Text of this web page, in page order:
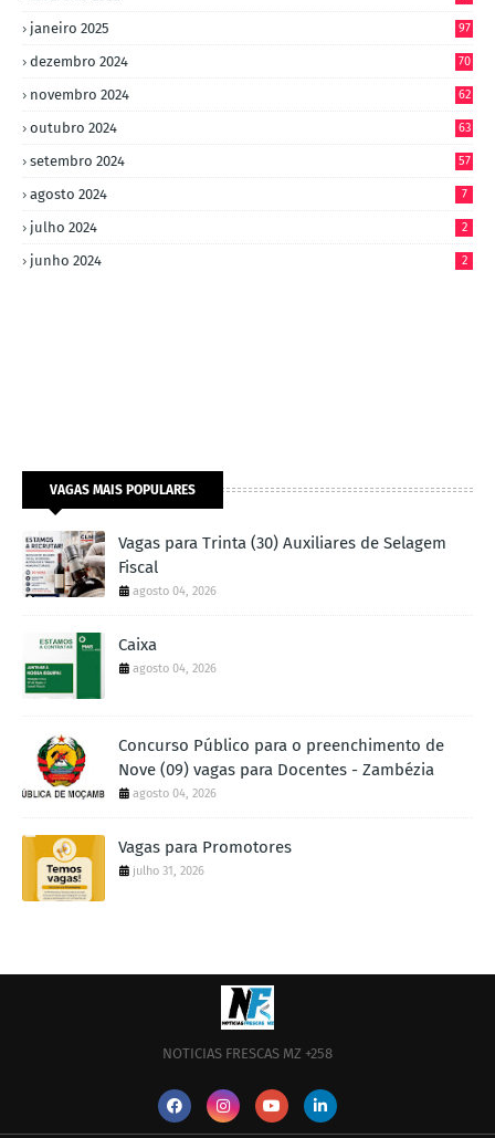
janeiro 2025 97
dezembro 2024 70
novembro 2024 62
outubro 2024 63
setembro 2024 57
agosto 2024 7
julho 2024 2
junho 2024 2
VAGAS MAIS POPULARES
Vagas para Trinta (30) Auxiliares de Selagem
Fiscal
agosto 04, 2026
Caixa
agosto 04, 2026
Concurso Público para o preenchimento de
Nove (09) vagas para Docentes - Zambézia
agosto 04, 2026
Vagas para Promotores
julho 31, 2026
NOTICIAS FRESCAS MZ +258